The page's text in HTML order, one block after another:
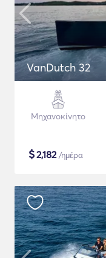
VanDutch 32
Μηχανοκίνητο
$2,182/ημέρα